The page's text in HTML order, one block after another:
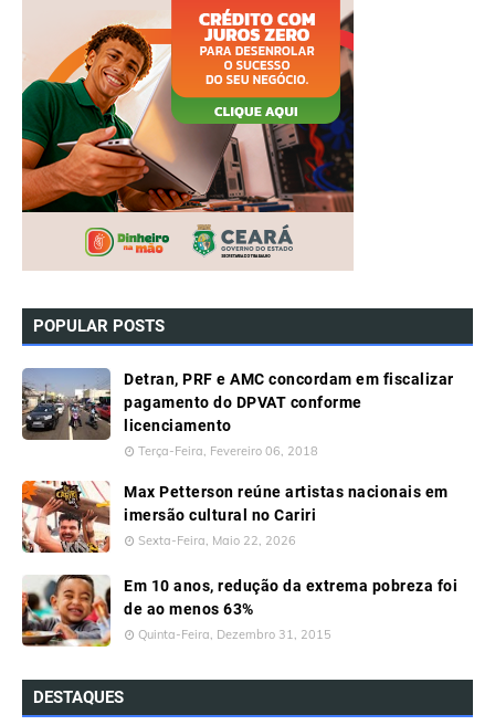
POPULAR POSTS
Detran, PRF e AMC concordam em fiscalizar
pagamento do DPVAT conforme
licenciamento
Terça-Feira, Fevereiro 06, 2018
Max Petterson reúne artistas nacionais em
imersão cultural no Cariri
Sexta-Feira, Maio 22, 2026
Em 10 anos, redução da extrema pobreza foi
de ao menos 63%
Quinta-Feira, Dezembro 31, 2015
DESTAQUES